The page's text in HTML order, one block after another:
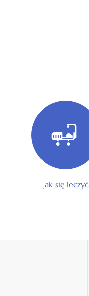
Jak się leczyć